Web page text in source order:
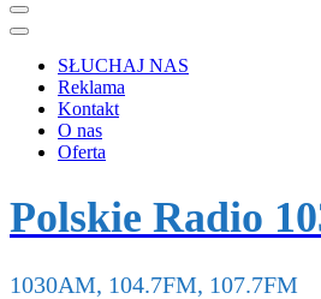
SŁUCHAJ NAS
Reklama
Kontakt
O nas
Oferta
Polskie Radio
1030AM, 104.7FM, 107.7FM